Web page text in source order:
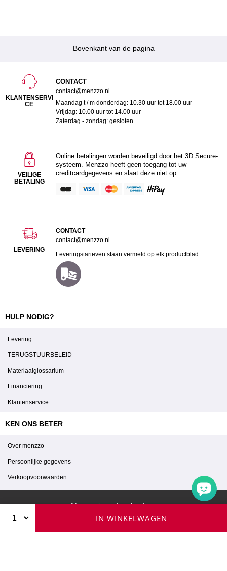
Bovenkant van de pagina
KLANTENSERVI
CE
CONTACT
contact@menzzo.nl
Maandag t / m donderdag: 10.30 uur tot 18.00 uur
Vrijdag: 10.00 uur tot 14.00 uur
Zaterdag - zondag: gesloten
VEILIGE
BETALING
Online betalingen worden beveiligd door het 3D Secure-
systeem. Menzzo heeft geen toegang tot uw
creditcardgegevens en slaat deze niet op.
LEVERING
CONTACT
contact@menzzo.nl
Leveringstarieven staan vermeld op elk productblad
HULP NODIG?
Levering
TERUGSTUURBELEID
Materiaalglossarium
Financiering
Klantenservice
KEN ONS BETER
Over menzzo
Persoonlijke gegevens
Verkoopvoorwaarden
Menzzo in andere landen :
IN WINKELWAGEN